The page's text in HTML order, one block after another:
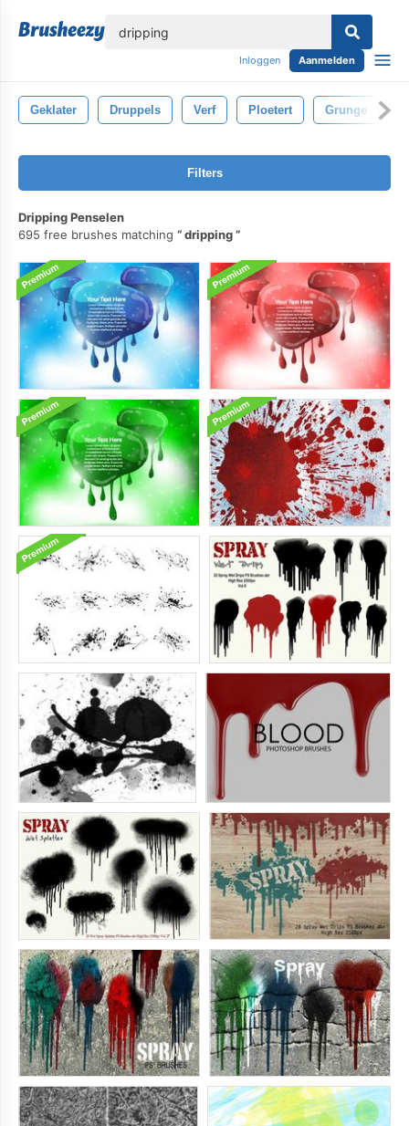
Inloggen Aanmelden
Geklater Druppels Verf Ploetert Grunge
Filters
Dripping Penselen
695 free brushes matching
dripping